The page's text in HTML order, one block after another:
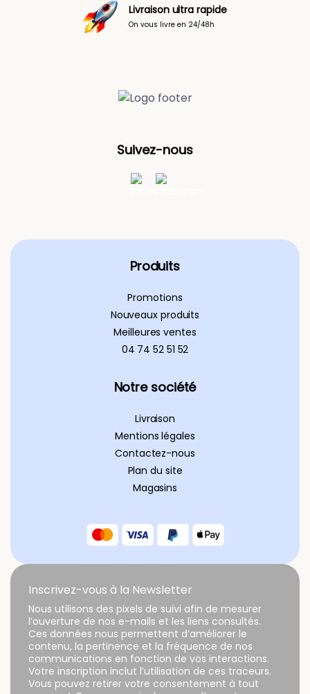
Livraison ultra rapide
On vous livre en 24/48h
Suivez-nous
Produits
Promotions
Nouveaux produits
Meilleures ventes
04 74 52 51 52
Notre société
Livraison
Mentions légales
Contactez-nous
Plan du site
Magasins
Inscrivez-vous à la Newsletter
Nous utilisons des pixels de suivi afin de mesurer
l’ouverture de nos e-mails et les liens consultés.
Ces données nous permettent d’améliorer le
contenu, la pertinence et la fréquence de nos
communications en fonction de vos interactions.
Votre inscription inclut l’utilisation de ces traceurs.
Vous pouvez retirer votre consentement à tout